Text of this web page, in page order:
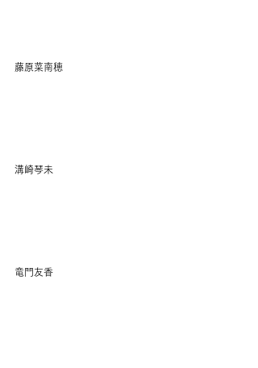
藤原菜南穂
溝崎琴未
竜門友香